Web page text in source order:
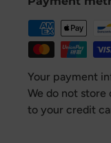
Your payment
We do not store
to your credit